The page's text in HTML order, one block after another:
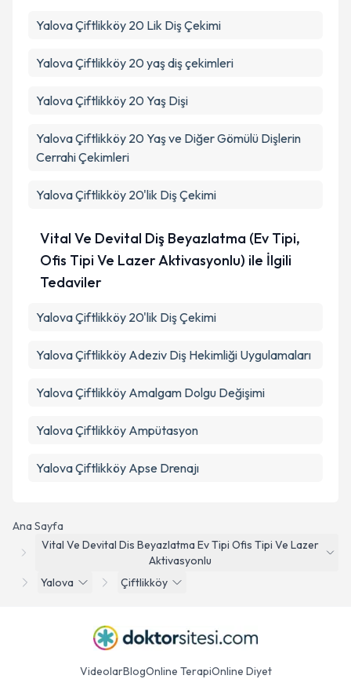
Ana Sayfa
Vital Ve Devital Dis Beyazlatma Ev Tipi Ofis Tipi Ve Lazer
Aktivasyonlu
Yalova
Çiftlikköy
Yalova Çiftlikköy 20 Lik Diş Çekimi
Yalova Çiftlikköy 20 yaş diş çekimleri
Yalova Çiftlikköy 20 Yaş Dişi
Yalova Çiftlikköy 20 Yaş ve Diğer Gömülü Dişlerin
Cerrahi Çekimleri
Yalova Çiftlikköy 20'lik Diş Çekimi
Vital Ve Devital Diş Beyazlatma (Ev Tipi,
Ofis Tipi Ve Lazer Aktivasyonlu) ile İlgili
Tedaviler
Yalova Çiftlikköy 20'lik Diş Çekimi
Yalova Çiftlikköy Adeziv Diş Hekimliği Uygulamaları
Yalova Çiftlikköy Amalgam Dolgu Değişimi
Yalova Çiftlikköy Ampütasyon
Yalova Çiftlikköy Apse Drenajı
VideolarBlogOnline TerapiOnline Diyet